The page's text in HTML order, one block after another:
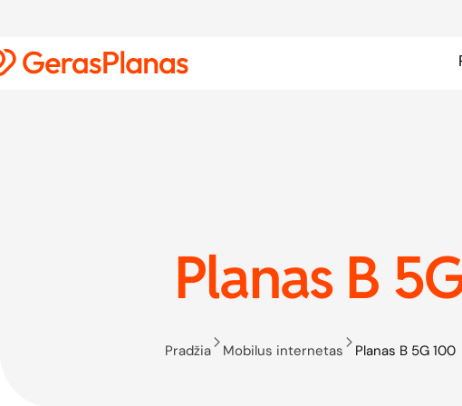
Planas B
Pradžia Mobilus internetas Planas B 5G 100